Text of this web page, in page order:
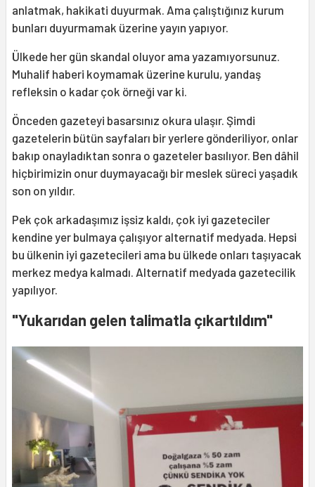
anlatmak, hakikati duyurmak. Ama çalıştığınız kurum
bunları duyurmamak üzerine yayın yapıyor.
Ülkede her gün skandal oluyor ama yazamıyorsunuz.
Muhalif haberi koymamak üzerine kurulu, yandaş
refleksin o kadar çok örneği var ki.
Önceden gazeteyi basarsınız okura ulaşır. Şimdi
gazetelerin bütün sayfaları bir yerlere gönderiliyor, onlar
bakıp onayladıktan sonra o gazeteler basılıyor. Ben dâhil
hiçbirimizin onur duymayacağı bir meslek süreci yaşadık
son on yıldır.
Pek çok arkadaşımız işsiz kaldı, çok iyi gazeteciler
kendine yer bulmaya çalışıyor alternatif medyada. Hepsi
bu ülkenin iyi gazetecileri ama bu ülkede onları taşıyacak
merkez medya kalmadı. Alternatif medyada gazetecilik
yapılıyor.
"Yukarıdan gelen talimatla çıkartıldım"